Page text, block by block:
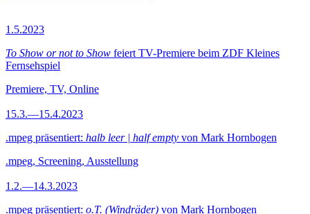
1.5.2023
To Show or not to Show feiert TV-Premiere beim ZDF Kleines
Fernsehspiel
Premiere, TV, Online
15.3.—15.4.2023
.mpeg präsentiert: halb leer | half empty von Mark Hornbogen
.mpeg, Screening, Ausstellung
1.2.—14.3.2023
.mpeg präsentiert: o.T. (Windräder) von Mark Hornbogen